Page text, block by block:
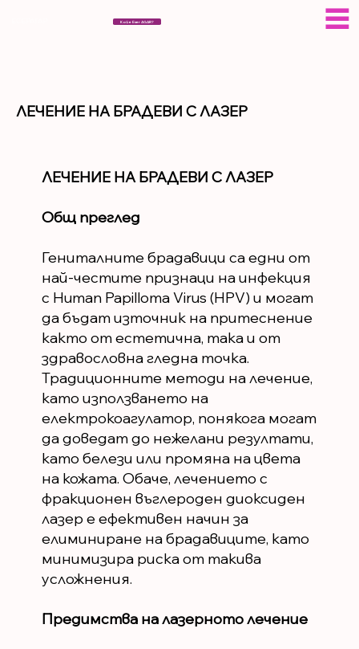
ЛЕЧЕНИЕ НА БРАДЕВИ С ЛАЗЕР
Кой е Eser AGAR?
ЛЕЧЕНИЕ НА БРАДЕВИ С ЛАЗЕР
Общ преглед
Гениталните брадавици са едни от
най-честите признаци на инфекция
с Human Papilloma Virus (HPV) и могат
да бъдат източник на притеснение
както от естетична, така и от
здравословна гледна точка.
Традиционните методи на лечение,
като използването на
електрокоагулатор, понякога могат
да доведат до нежелани резултати,
като белези или промяна на цвета
на кожата. Обаче, лечението с
фракционен въглероден диоксиден
лазер е ефективен начин за
елиминиране на брадавиците, като
минимизира риска от такива
усложнения.
Предимства на лазерното лечение